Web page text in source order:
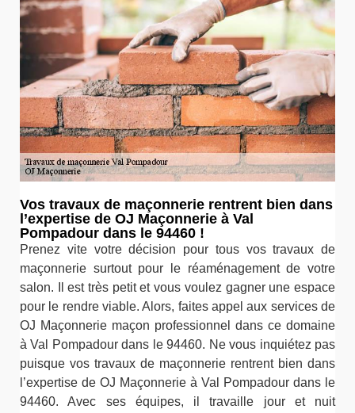
Vos travaux de maçonnerie rentrent bien dans
l’expertise de OJ Maçonnerie à Val
Pompadour dans le 94460 !
Prenez vite votre décision pour tous vos travaux de
maçonnerie surtout pour le réaménagement de votre
salon. Il est très petit et vous voulez gagner une espace
pour le rendre viable. Alors, faites appel aux services de
OJ Maçonnerie maçon professionnel dans ce domaine
à Val Pompadour dans le 94460. Ne vous inquiétez pas
puisque vos travaux de maçonnerie rentrent bien dans
l’expertise de OJ Maçonnerie à Val Pompadour dans le
94460. Avec ses équipes, il travaille jour et nuit